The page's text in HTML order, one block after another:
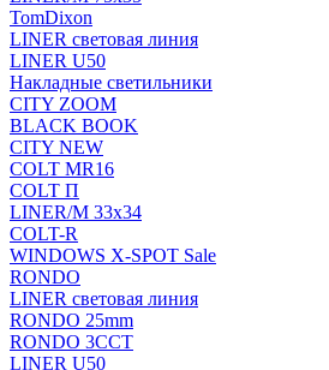
TomDixon
LINER световая линия
LINER U50
Накладные светильники
CITY ZOOM
BLACK BOOK
CITY NEW
COLT MR16
COLT П
LINER/М 33х34
COLT-R
WINDOWS X-SPOT Sale
RONDO
LINER световая линия
RONDO 25mm
RONDO 3CCT
LINER U50